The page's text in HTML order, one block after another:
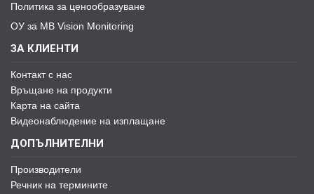
Политика за ценообразуване
ОУ за MB Vision Monitoring
ЗА КЛИЕНТИ
Контакт с нас
Връщане на продукти
Карта на сайта
Видеонаблюдение на изплащане
ДОПЪЛНИТЕЛНИ
Производители
Речник на термините